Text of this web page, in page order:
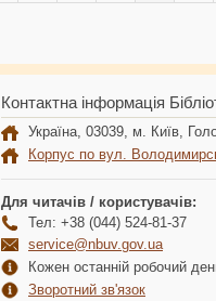
Контактна інформація
Україна, 03039, м. Київ,
Корпус по вул.
Для читачів / користувачів:
Тел: +38 (044) 524-81-37
service@nbuv.gov.ua
Кожен останній робочий
Зворотний зв'язок